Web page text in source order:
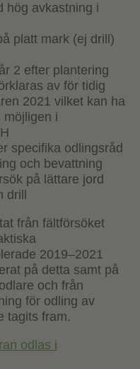
hög avkastning i
platt mark (ej drill)
2 efter plantering
av för tidig
2021 vilket kan ha
möjligen i
specifika odlingsråd
och bevattning
på lättare jord
från fältförsöket
2019–2021
på detta samt på
och från
för odling av
tagits fram.
odlas i